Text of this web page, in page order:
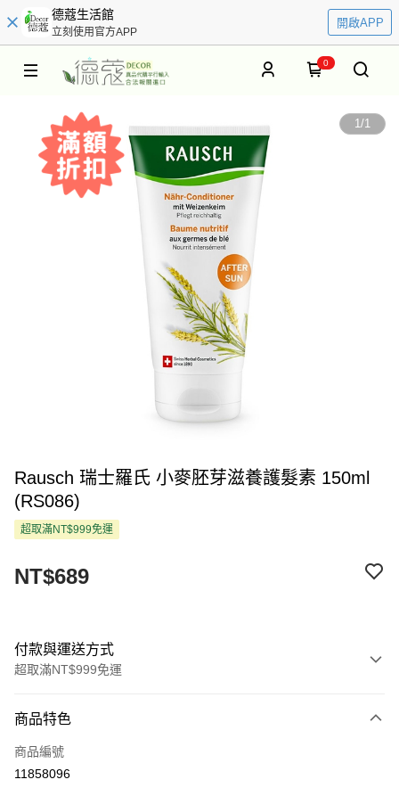
德蔻生活館
立刻使用官方APP
開啟APP
0
1/1
Rausch 瑞士羅氏 小麥胚芽滋養護髮素 150ml
(RS086)
超取滿NT$999免運
NT$689
付款與運送方式
超取滿NT$999免運
信用卡一次付款
超商取貨付款
商品特色
商品編號
11858096